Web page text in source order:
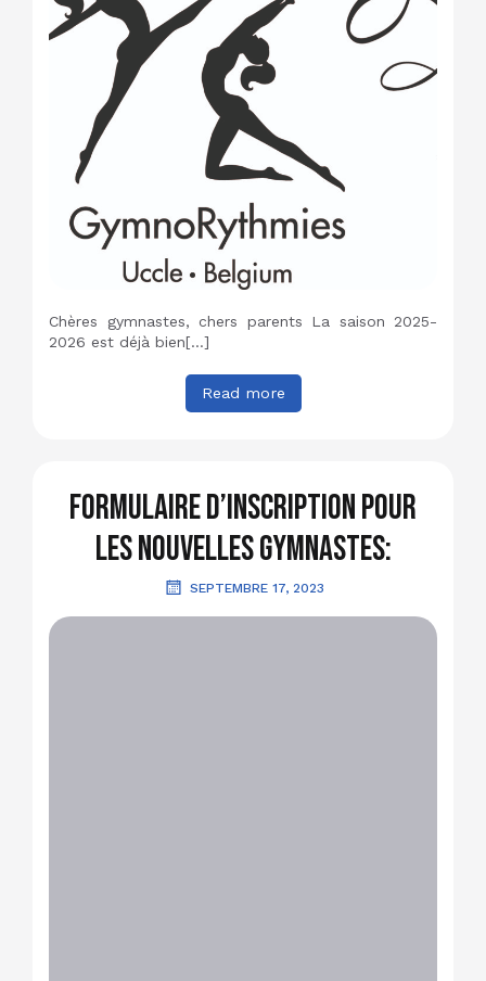
Chères gymnastes, chers parents La saison 2025-
2026 est déjà bien[…]
Read more
Formulaire d’inscription pour
les nouvelles gymnastes:
SEPTEMBRE 17, 2023